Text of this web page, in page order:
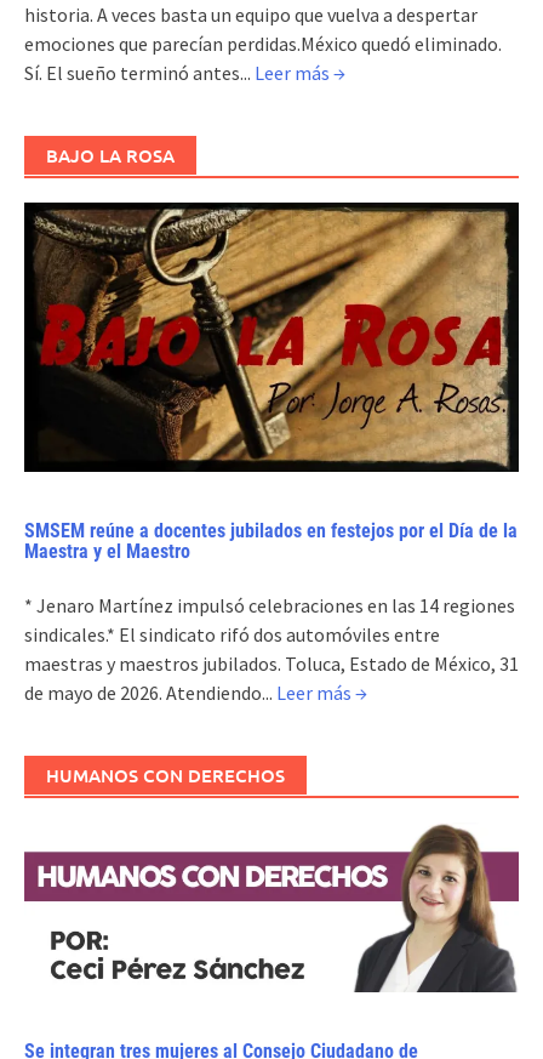
historia. A veces basta un equipo que vuelva a despertar
emociones que parecían perdidas.México quedó eliminado.
Sí. El sueño terminó antes... Leer más →
BAJO LA ROSA
SMSEM reúne a docentes jubilados en festejos por el Día de la
Maestra y el Maestro
* Jenaro Martínez impulsó celebraciones en las 14 regiones
sindicales.* El sindicato rifó dos automóviles entre
maestras y maestros jubilados. Toluca, Estado de México, 31
de mayo de 2026. Atendiendo... Leer más →
HUMANOS CON DERECHOS
Se integran tres mujeres al Consejo Ciudadano de